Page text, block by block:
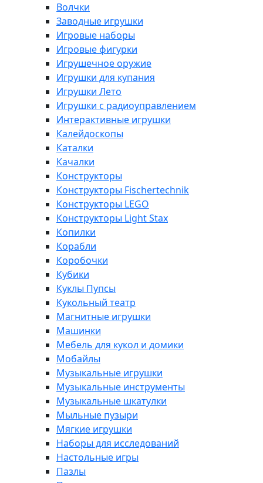
Волчки
Заводные игрушки
Игровые наборы
Игровые фигурки
Игрушечное оружие
Игрушки для купания
Игрушки Лето
Игрушки с радиоуправлением
Интерактивные игрушки
Калейдоскопы
Каталки
Качалки
Конструкторы
Конструкторы Fisсhertechnik
Конструкторы LEGO
Конструкторы Light Stax
Копилки
Корабли
Коробочки
Кубики
Куклы Пупсы
Кукольный театр
Магнитные игрушки
Машинки
Мебель для кукол и домики
Мобайлы
Музыкальные игрушки
Музыкальные инструменты
Музыкальные шкатулки
Мыльные пузыри
Мягкие игрушки
Наборы для исследований
Настольные игры
Пазлы